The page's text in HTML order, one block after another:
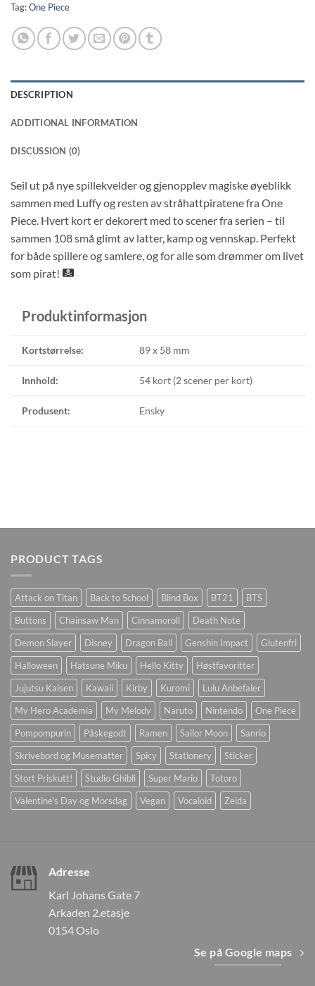
Tag:One Piece
DESCRIPTION
ADDITIONAL INFORMATION
DISCUSSION (0)
Seil ut på nye spillekvelder og gjenopplev magiske øyeblikk
sammen med Luffy og resten av stråhattpiratene fra One
Piece. Hvert kort er dekorert med to scener fra serien – til
sammen 108 små glimt av latter, kamp og vennskap. Perfekt
for både spillere og samlere, og for alle som drømmer om livet
som pirat!
Produktinformasjon
Kortstørrelse: 89 x 58 mm
Innhold: 54 kort (2 scener per kort)
Produsent: Ensky
PRODUCT TAGS
Attack on Titan Back to School Blind Box BT21
BTS
Buttons
Chainsaw Man Cinnamoroll
Death Note
Demon Slayer
Disney Dragon Ball Genshin Impact
Glutenfri
Halloween
Hatsune Miku Hello Kitty
Høstfavoritter
Jujutsu Kaisen
Kawaii Kirby Kuromi
Lulu Anbefaler
My Hero Academia
My Melody Naruto Nintendo
One Piece
Pompompurin
Påskegodt Ramen Sailor Moon
Sanrio
Skrivebord og Musematter
Spicy Stationery
Sticker
Stort Priskutt!
Studio Ghibli Super Mario
Totoro
Valentine's Day og Morsdag
Vegan Vocaloid Zelda
Adresse
Karl Johans Gate 7
Arkaden 2.etasje
0154 Oslo
Se på Google maps